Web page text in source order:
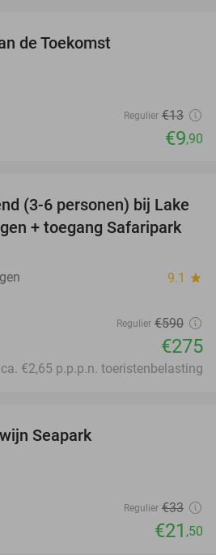
de Toekomst
Regulier €13
€9,90
53%
(3-6 personen) bij Lake
+ toegang Safaripark
9.1 star
Regulier €590
€275
€2,65 p.p.p.n. toeristenbelasting
Seapark
Regulier €33
€21 ,50